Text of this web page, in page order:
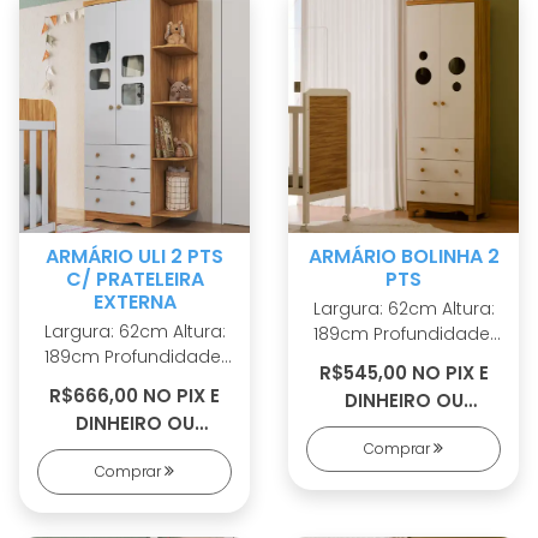
em MDF revestido tipo
ARMÁRIO ULI 2 PTS
C/ PRATELEIRA
EXTERNA
Largura: 62cm Altura:
189cm Profundidade:
42cm 100% MDF
Cabideiro metálico
Puxadores em ABS 2
opções de rodapé
Corrediças
telescópicas Portas
com PETG cristal
R$666,00 NO PIX E
DINHEIRO OU
R$726,00 EM 7X S/
JUROS
Comprar
ARMÁRIO BOLINHA 2
PTS
Largura: 62cm Altura:
189cm Profundidade:
42cm 100% MDF
Cabideiro metálico
Puxadores em ABS 2
opções de rodapé
Corrediças
telescópicas Portas
R$545,00 NO PIX E
DINHEIRO OU
R$584,00 EM 5X S/
JUROS
Comprar